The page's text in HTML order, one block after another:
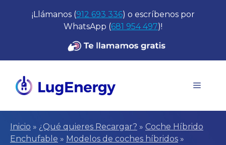
¡Llámanos (912 693 336) o escríbenos por
WhatsApp (681 954 497)!
Menú
Inicio » ¿Qué quieres Recargar? » Coche Híbrido
Enchufable » Modelos de coches híbridos »